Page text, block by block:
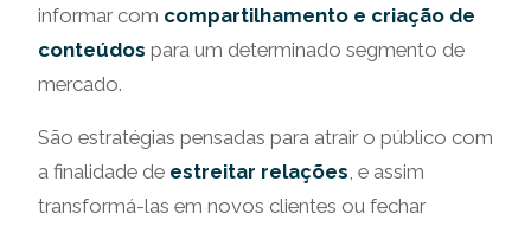
informar com compartilhamento e criação de
conteúdos para um determinado segmento de
mercado.
São estratégias pensadas para atrair o público com
a finalidade de estreitar relações, e assim
transformá-las em novos clientes ou fechar